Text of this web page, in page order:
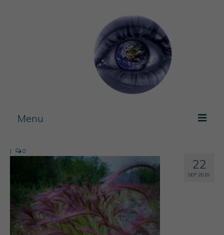
Menu
Journal
Blog
Photos Inspiration / Voyages
22
SEP 2019
| 0